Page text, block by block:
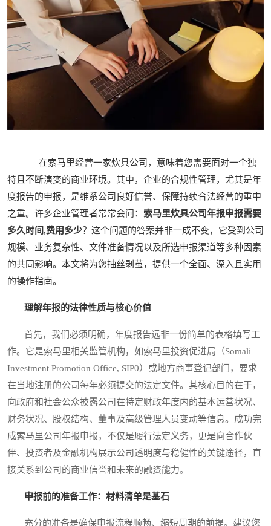
在索马里经营一家炊具公司，意味着您需要面对一个独
特且不断演变的商业环境。其中，企业的合规性管理，尤其是年
度报告的申报，是维系公司良好信誉、保障持续合法经营的重中
之重。许多企业管理者常常会问： 索马里炊具公司年报申报需要
多久时间,费用多少？这个问题的答案并非一成不变，它受到公司
规模、业务复杂性、文件准备情况以及所选申报渠道等多种因素
的共同影响。本文将为您抽丝剥茧，提供一个全面、深入且实用
的操作指南。
理解年报的法律性质与核心价值
首先，我们必须明确，年度报告远非一份简单的表格填写工
作。它是索马里相关监管机构，如索马里投资促进局（Somali
Investment Promotion Office, SIP0）或地方商事登记部门，要求
在当地注册的公司每年必须提交的法定文件。其核心目的在于，
向政府和社会公众披露公司在特定财政年度内的基本运营状况、
财务状况、股权结构、董事及高级管理人员变动等信息。成功完
成索马里公司年报申报，不仅是履行法定义务，更是向合作伙
伴、投资者及金融机构展示公司透明度与稳健性的关键途径，直
接关系到公司的商业信誉和未来的融资能力。
申报前的准备工作：材料清单是基石
充分的准备是确保申报流程顺畅、缩短周期的前提。建议您